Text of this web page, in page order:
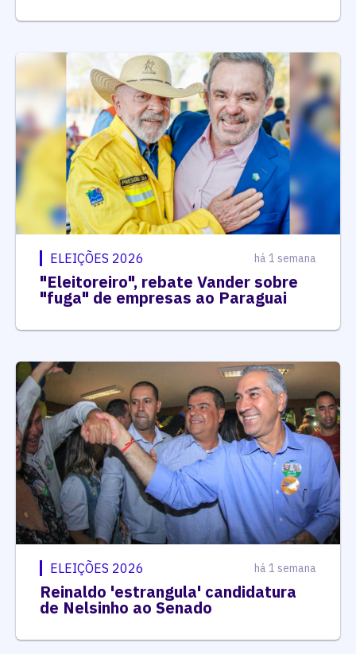
ELEIÇÕES 2026 há 1 semana
"Eleitoreiro", rebate Vander sobre
"fuga" de empresas ao Paraguai
ELEIÇÕES 2026 há 1 semana
Reinaldo 'estrangula' candidatura
de Nelsinho ao Senado